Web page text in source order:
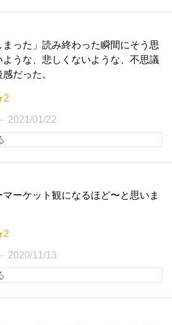
まった」読み終わった瞬間にそう思
ような、悲しくないような、不思議
だった。
2021/01/22
ーケット観になるほど〜と思いま
2020/11/13